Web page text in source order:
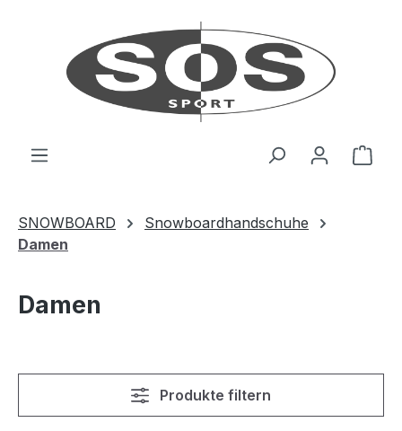
SNOWBOARD
Snowboardhandschuhe
Damen
Damen
Produkte filtern